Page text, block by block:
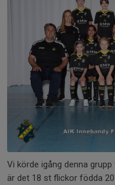
Vi körde igång denna
är det 18 st flickor födda